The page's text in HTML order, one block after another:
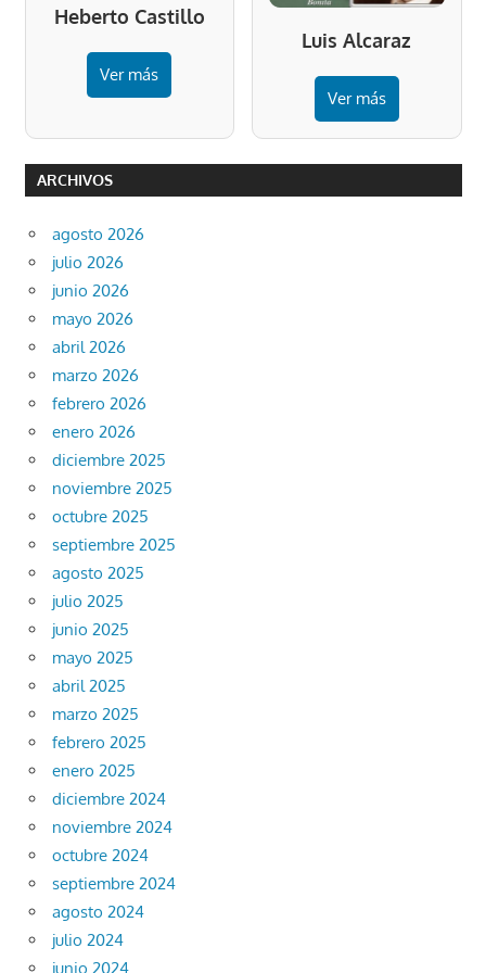
Heberto Castillo
Ver más
Luis Alcaraz
Ver más
ARCHIVOS
agosto 2026
julio 2026
junio 2026
mayo 2026
abril 2026
marzo 2026
febrero 2026
enero 2026
diciembre 2025
noviembre 2025
octubre 2025
septiembre 2025
agosto 2025
julio 2025
junio 2025
mayo 2025
abril 2025
marzo 2025
febrero 2025
enero 2025
diciembre 2024
noviembre 2024
octubre 2024
septiembre 2024
agosto 2024
julio 2024
junio 2024